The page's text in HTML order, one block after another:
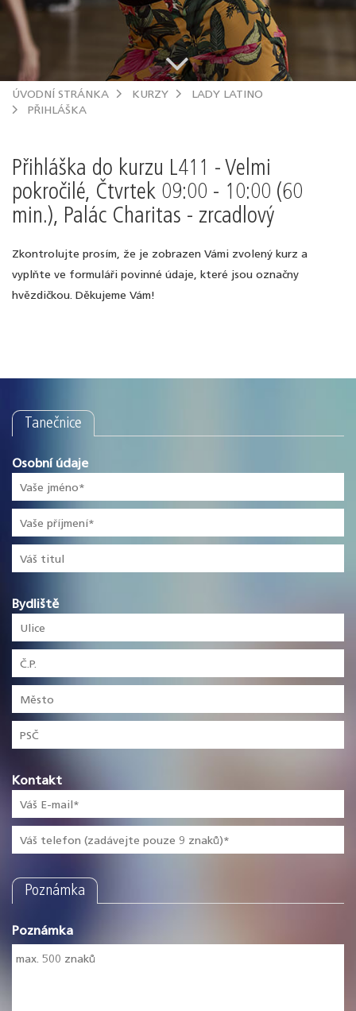
.
ÚVODNÍ STRÁNKA KURZY
LADY LATINO
PŘIHLÁŠKA
Přihláška do kurzu L411 - Velmi
pokročilé, Čtvrtek 09:00 - 10:00 (60
min.), Palác Charitas - zrcadlový
Zkontrolujte prosím, že je zobrazen Vámi zvolený kurz a
vyplňte ve formuláři povinné údaje, které jsou označny
hvězdičkou. Děkujeme Vám!
Tanečnice
Osobní údaje
Bydliště
Kontakt
Poznámka
Poznámka